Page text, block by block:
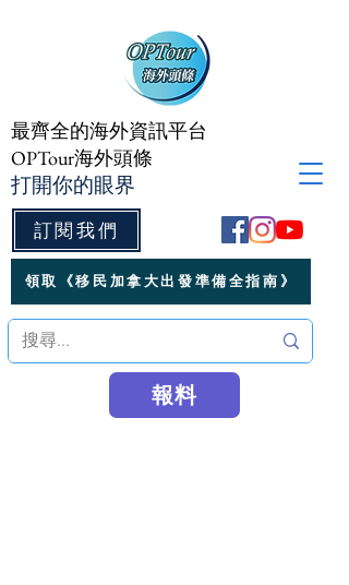
訂閱我們
最齊全的海外資訊平台
OPTour海外頭條
打開你的眼界
領取《移民加拿大出發準備全指南》
報料